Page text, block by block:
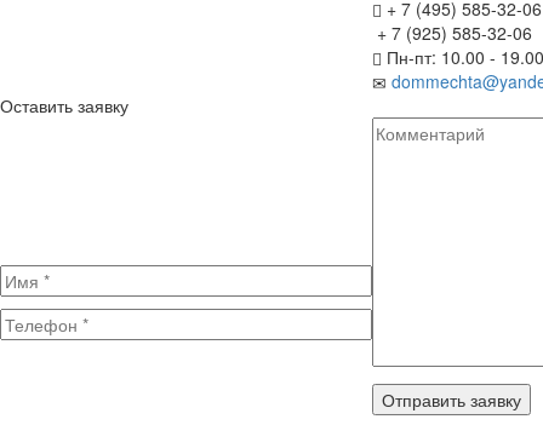
+ 7 (495) 585-32-06
+ 7 (925) 585-32-06
Пн-пт: 10.00 - 19.00
Оставить заявку